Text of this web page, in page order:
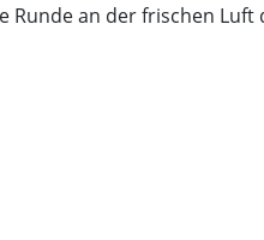
an der frischen Luft